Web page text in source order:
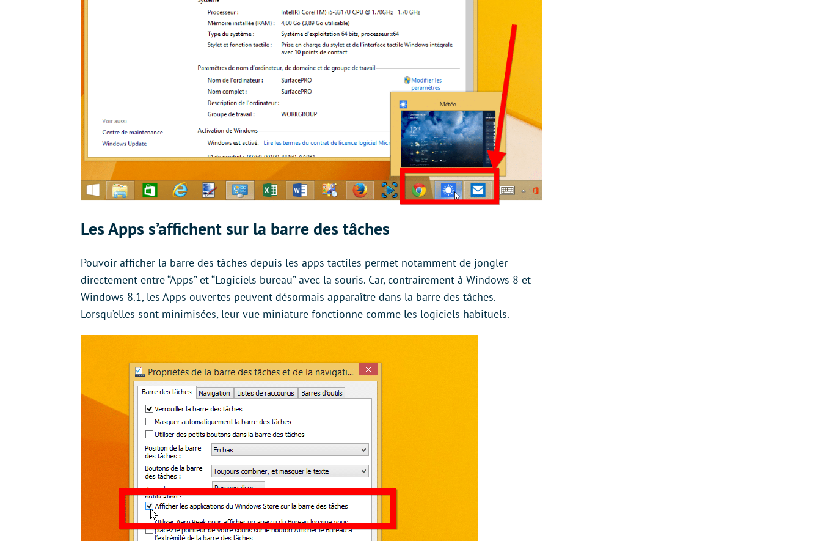
Les Apps s’affichent sur la barre des tâches
Pouvoir afficher la barre des tâches depuis les apps tactiles permet notamment de jongler
directement entre “Apps” et “Logiciels bureau” avec la souris. Car, contrairement à Windows 8 et
Windows 8.1, les Apps ouvertes peuvent désormais apparaître dans la barre des tâches.
Lorsqu’elles sont minimisées, leur vue miniature fonctionne comme les logiciels habituels.